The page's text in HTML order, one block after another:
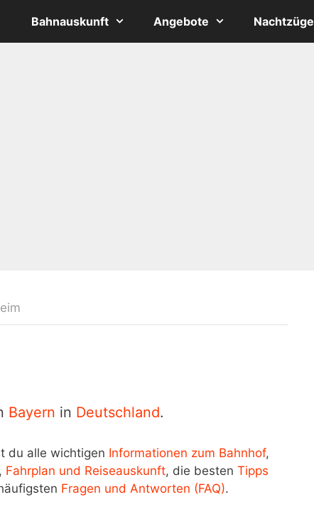
Bahnauskunft Angebote Nachtzüge
Bayern in Deutschland.
du alle wichtigen Informationen zum Bahnhof,
, Fahrplan und Reiseauskunft, die besten Tipps
Fragen und Antworten (FAQ).